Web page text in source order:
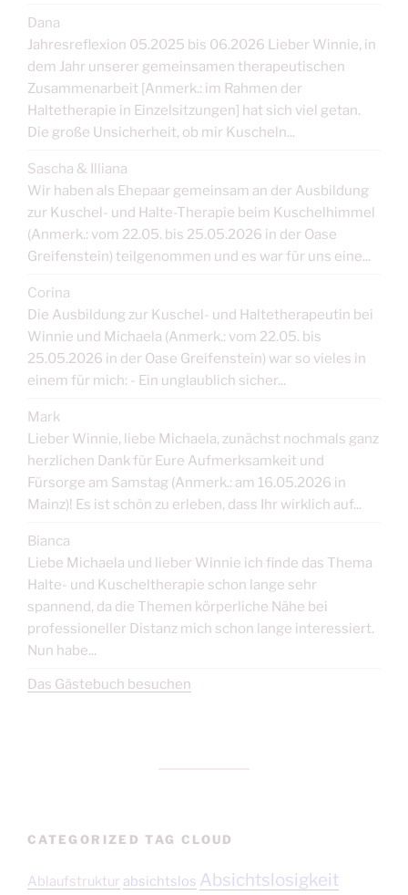
Dana
Jahresreflexion 05.2025 bis 06.2026 Lieber Winnie, in
dem Jahr unserer gemeinsamen therapeutischen
Zusammenarbeit [Anmerk.: im Rahmen der
Haltetherapie in Einzelsitzungen] hat sich viel getan.
Die große Unsicherheit, ob mir Kuscheln...
Sascha & Illiana
Wir haben als Ehepaar gemeinsam an der Ausbildung
zur Kuschel- und Halte-Therapie beim Kuschelhimmel
(Anmerk.: vom 22.05. bis 25.05.2026 in der Oase
Greifenstein) teilgenommen und es war für uns eine...
Corina
Die Ausbildung zur Kuschel- und Haltetherapeutin bei
Winnie und Michaela (Anmerk.: vom 22.05. bis
25.05.2026 in der Oase Greifenstein) war so vieles in
einem für mich: - Ein unglaublich sicher...
Mark
Lieber Winnie, liebe Michaela, zunächst nochmals ganz
herzlichen Dank für Eure Aufmerksamkeit und
Fürsorge am Samstag (Anmerk.: am 16.05.2026 in
Mainz)! Es ist schön zu erleben, dass Ihr wirklich auf...
Bianca
Liebe Michaela und lieber Winnie ich finde das Thema
Halte- und Kuscheltherapie schon lange sehr
spannend, da die Themen körperliche Nähe bei
professioneller Distanz mich schon lange interessiert.
Nun habe...
Das Gästebuch besuchen
CATEGORIZED TAG CLOUD
Ablaufstruktur absichtslos Absichtslosigkeit